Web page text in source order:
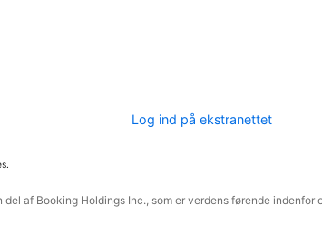
Log ind på ekstranettet
del af Booking Holdings Inc., som er verdens førende indenfor